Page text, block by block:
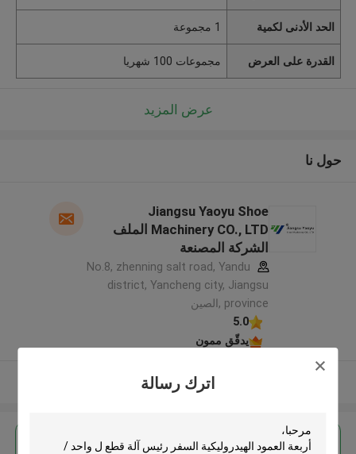
اترك رسالة
الحد الأدنى لكمية 1 مجموعة
القدرة على العرض مجموعات 100 شهريا
عرض المزيد
حول نا
Jiangsu Yaoyu Shoe
Machinery CO., LTD الملف
الشركة المصنعة
No.8, zhenning salt road, Yandu
district, Yancheng city, Jiangsu
province ,الصين
5.0
يدقّق ممون
عرض المزيد
احصل على افضل سعر ل